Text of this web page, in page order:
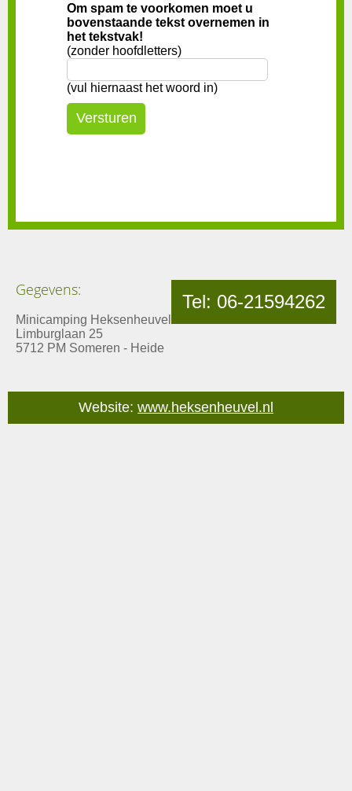
Om spam te voorkomen moet u
bovenstaande tekst overnemen in
het tekstvak!
(zonder hoofdletters)
(vul hiernaast het woord in)
Tel: 06-21594262
Gegevens:
Minicamping Heksenheuvel
Limburglaan 25
5712 PM Someren - Heide
Website: www.heksenheuvel.nl